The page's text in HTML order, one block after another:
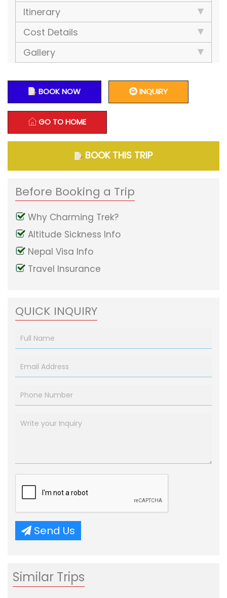
Itinerary
Cost Details
Gallery
BOOK NOW INQUIRY
GO TO HOME
BOOK THIS TRIP
Before Booking a Trip
Why Charming Trek?
Altitude Sickness Info
Nepal Visa Info
Travel Insurance
QUICK INQUIRY
Send Us
Similar Trips